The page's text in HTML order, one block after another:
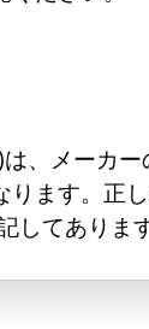
、メーカー
ります。正
してあります